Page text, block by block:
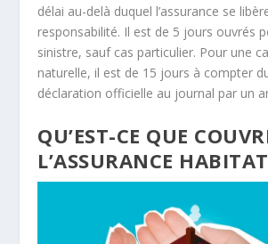
délai au-delà duquel l’assurance se
responsabilité. Il est de 5 jours ouvrés
sinistre, sauf cas particulier. Pour une
naturelle, il est de 15 jours à compter
déclaration officielle au journal par un
QU’EST-CE QUE
L’ASSURANCE